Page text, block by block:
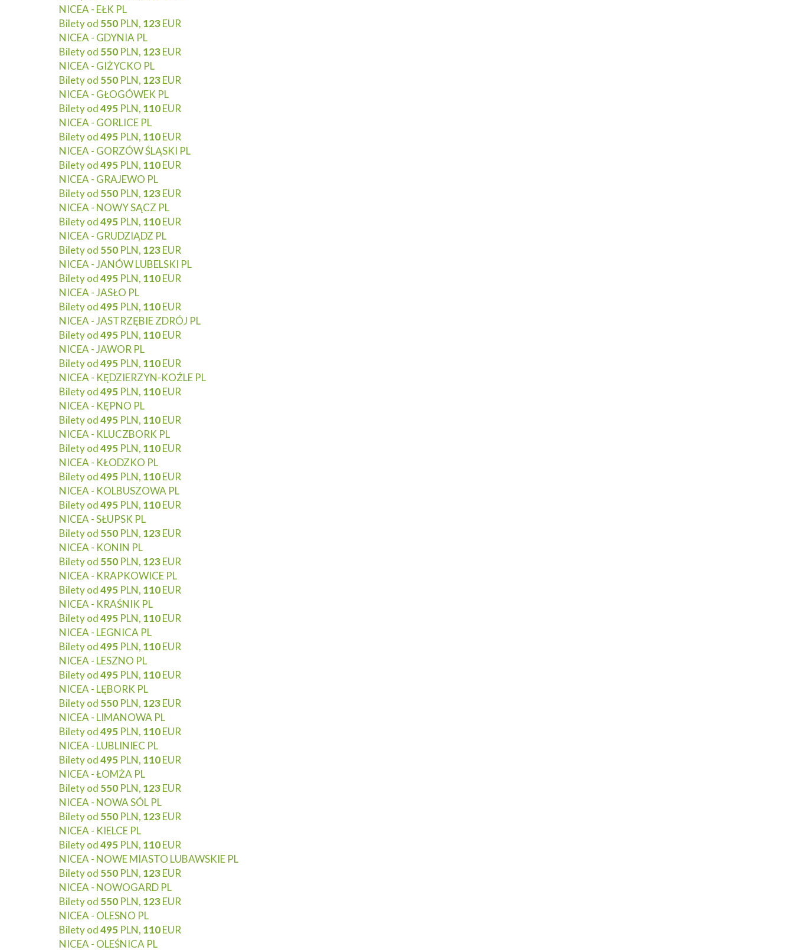
NICEA - EŁK PL
Bilety od 550 PLN, 123EUR
NICEA - GDYNIA PL
Bilety od 550 PLN, 123EUR
NICEA - GIŻYCKO PL
Bilety od 550 PLN, 123EUR
NICEA - GŁOGÓWEK PL
Bilety od495 PLN, 110EUR
NICEA - GORLICE PL
Bilety od495 PLN, 110EUR
NICEA - GORZÓW ŚLĄSKI PL
Bilety od495 PLN, 110EUR
NICEA - GRAJEWO PL
Bilety od 550 PLN, 123EUR
NICEA - NOWY SĄCZ PL
Bilety od495 PLN, 110EUR
NICEA - GRUDZIĄDZ PL
Bilety od 550 PLN, 123EUR
NICEA - JANÓW LUBELSKI PL
Bilety od495 PLN, 110EUR
NICEA - JASŁO PL
Bilety od495 PLN, 110EUR
NICEA - JASTRZĘBIE ZDRÓJ PL
Bilety od495 PLN, 110EUR
NICEA - JAWOR PL
Bilety od495 PLN, 110EUR
NICEA - KĘDZIERZYN-KOŹLE PL
Bilety od495 PLN, 110EUR
NICEA - KĘPNO PL
Bilety od495 PLN, 110EUR
NICEA - KLUCZBORK PL
Bilety od495 PLN, 110EUR
NICEA - KŁODZKO PL
Bilety od495 PLN, 110EUR
NICEA - KOLBUSZOWA PL
Bilety od495 PLN, 110EUR
NICEA - SŁUPSK PL
Bilety od 550 PLN, 123EUR
NICEA - KONIN PL
Bilety od 550 PLN, 123EUR
NICEA - KRAPKOWICE PL
Bilety od495 PLN, 110EUR
NICEA - KRAŚNIK PL
Bilety od495 PLN, 110EUR
NICEA - LEGNICA PL
Bilety od495 PLN, 110EUR
NICEA - LESZNO PL
Bilety od495 PLN, 110EUR
NICEA - LĘBORK PL
Bilety od 550 PLN, 123EUR
NICEA - LIMANOWA PL
Bilety od495 PLN, 110EUR
NICEA - LUBLINIEC PL
Bilety od495 PLN, 110EUR
NICEA - ŁOMŻA PL
Bilety od 550 PLN, 123EUR
NICEA - NOWA SÓL PL
Bilety od 550 PLN, 123EUR
NICEA - KIELCE PL
Bilety od495 PLN, 110EUR
NICEA - NOWE MIASTO LUBAWSKIE PL
Bilety od 550 PLN, 123EUR
NICEA - NOWOGARD PL
Bilety od 550 PLN, 123EUR
NICEA - OLESNO PL
Bilety od495 PLN, 110EUR
NICEA - OLEŚNICA PL